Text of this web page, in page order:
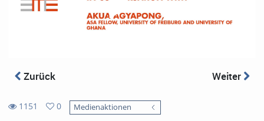
Zurück Weiter
1151
0
Medienaktionen